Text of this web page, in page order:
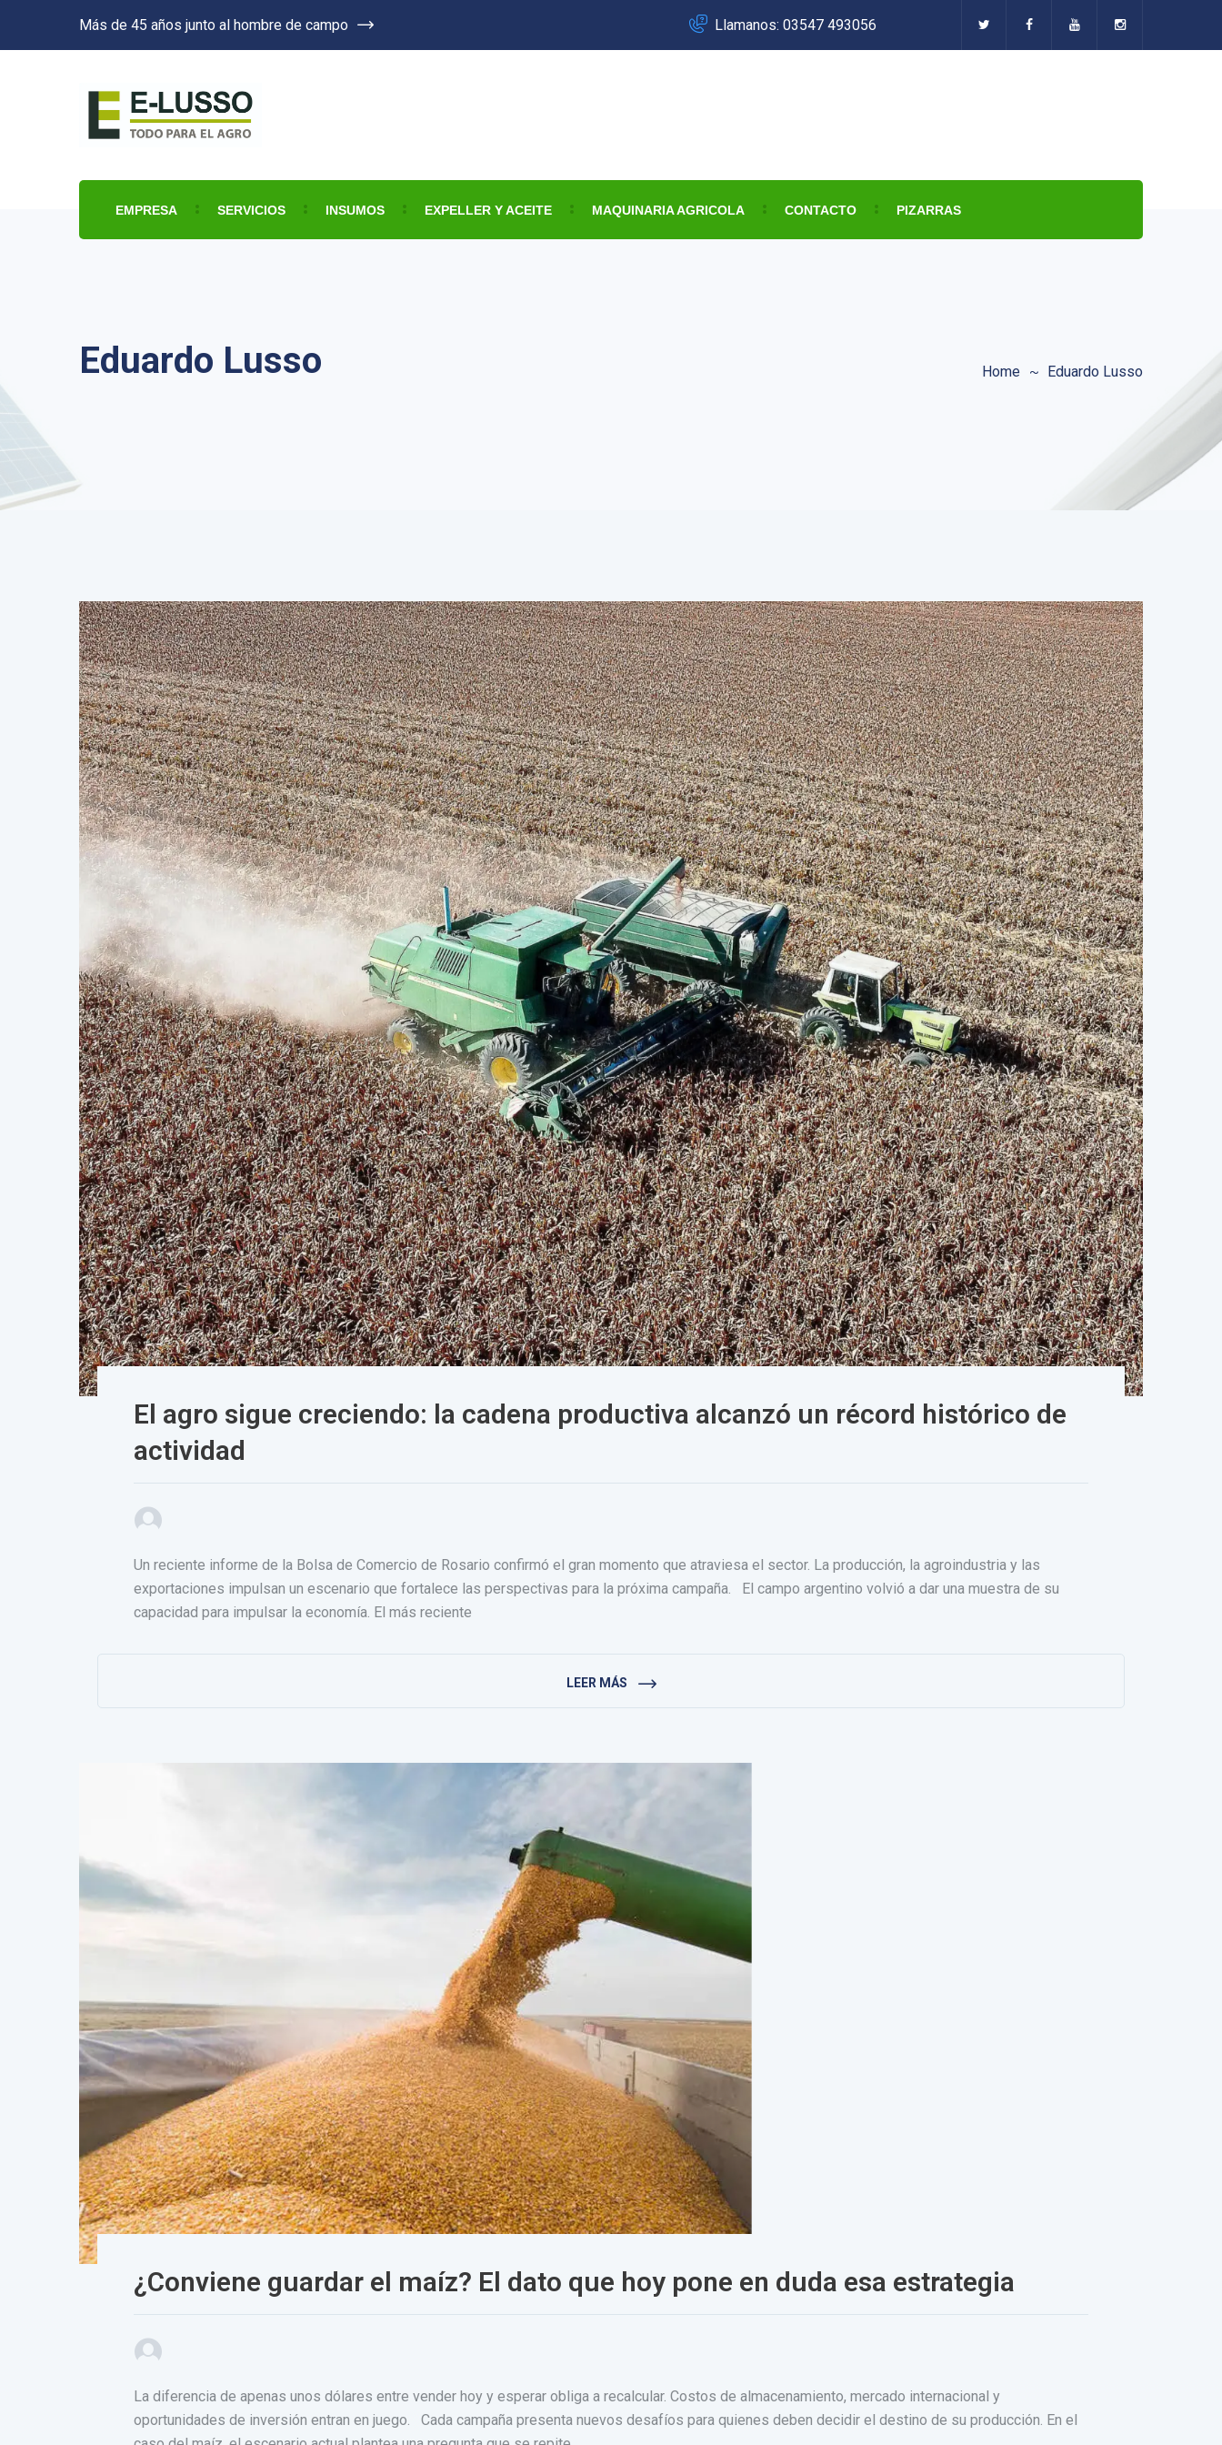
Más de 45 años junto al hombre de campo Llamanos: 03547 493056
EMPRESA SERVICIOS INSUMOS EXPELLER Y ACEITE MAQUINARIA AGRICOLA CONTACTO PIZARRAS
Eduardo Lusso Home Eduardo Lusso
El agro sigue creciendo: la cadena productiva alcanzó un récord histórico de
actividad
Un reciente informe de la Bolsa de Comercio de Rosario confirmó el gran momento que atraviesa el sector. La producción, la agroindustria y las
exportaciones impulsan un escenario que fortalece las perspectivas para la próxima campaña. El campo argentino volvió a dar una muestra de su
capacidad para impulsar la economía. El más reciente
LEER MÁS
¿Conviene guardar el maíz? El dato que hoy pone en duda esa estrategia
La diferencia de apenas unos dólares entre vender hoy y esperar obliga a recalcular. Costos de almacenamiento, mercado internacional y
oportunidades de inversión entran en juego. Cada campaña presenta nuevos desafíos para quienes deben decidir el destino de su producción. En el